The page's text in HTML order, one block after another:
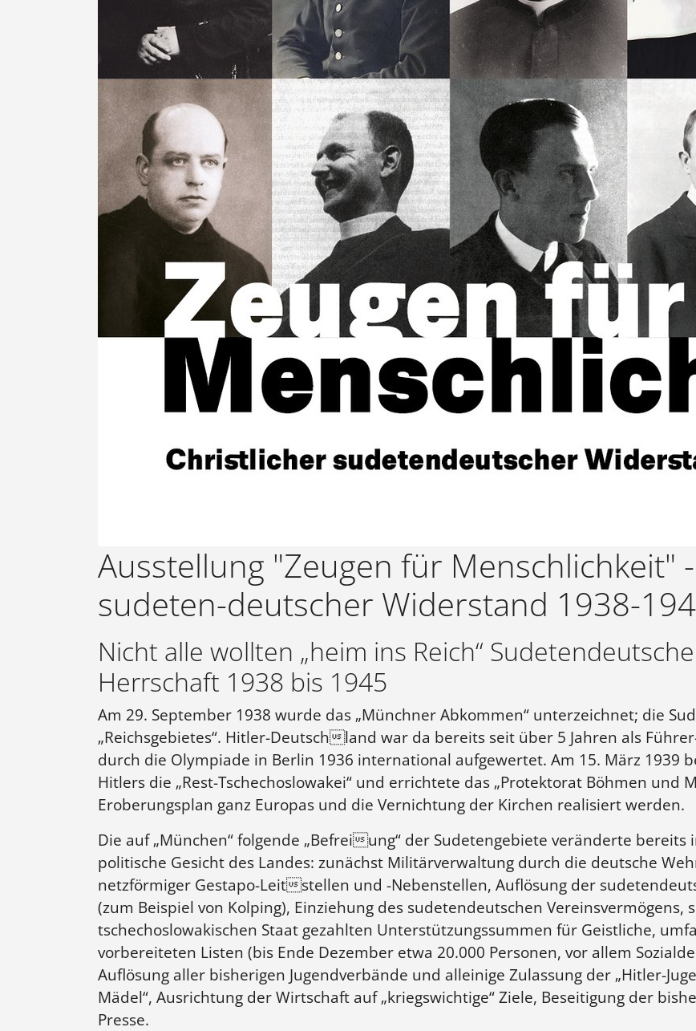
Ausstellung "Zeugen für Menschlichkeit"
sudeten-deutscher Widerstand 1938-
Nicht alle wollten „heim ins Reich“
Herrschaft 1938 bis 1945
Am 29. September 1938 wurde das „Münchner Abkommen“ unterzeichnet; die
„Reichsgebietes“. Hitler-Deutschland war da bereits seit über 5 Jahren als
durch die Olympiade in Berlin 1936 international aufgewertet. Am 15. März 1939
Hitlers die „Rest-Tschechoslowakei“ und errichtete das „Protektorat Böhmen und
Eroberungsplan ganz Europas und die Vernichtung der Kirchen realisiert werden.
Die auf „München“ folgende „Befreiung“ der Sudetengebiete veränderte
politische Gesicht des Landes: zunächst Militärverwaltung durch die deutsche
netzförmiger Gestapo-Leitstellen und -Nebenstellen, Auflösung der
(zum Beispiel von Kolping), Einziehung des sudetendeutschen Vereinsvermögens,
tschechoslowakischen Staat gezahlten Unterstützungssummen für Geistliche,
vorbereiteten Listen (bis Ende Dezember etwa 20.000 Personen, vor allem
Auflösung aller bisherigen Jugendverbände und alleinige Zulassung der „Hitler-
Mädel“, Ausrichtung der Wirtschaft auf „kriegswichtige“ Ziele, Beseitigung der
Presse.